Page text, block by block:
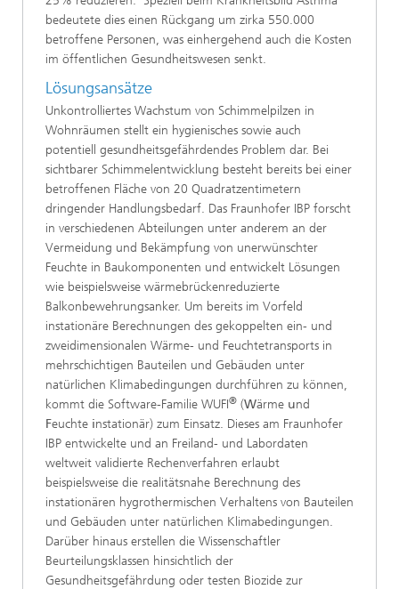
bedeutete dies einen Rückgang um zirka 550.000
betroffene Personen, was einhergehend auch die Kosten
im öffentlichen Gesundheitswesen senkt.
Lösungsansätze
Unkontrolliertes Wachstum von Schimmelpilzen in
Wohnräumen stellt ein hygienisches sowie auch
potentiell gesundheitsgefährdendes Problem dar. Bei
sichtbarer Schimmelentwicklung besteht bereits bei einer
betroffenen Fläche von 20 Quadratzentimetern
dringender Handlungsbedarf. Das Fraunhofer IBP forscht
in verschiedenen Abteilungen unter anderem an der
Vermeidung und Bekämpfung von unerwünschter
Feuchte in Baukomponenten und entwickelt Lösungen
wie beispielsweise wärmebrückenreduzierte
Balkonbewehrungsanker. Um bereits im Vorfeld
instationäre Berechnungen des gekoppelten ein- und
zweidimensionalen Wärme- und Feuchtetransports in
mehrschichtigen Bauteilen und Gebäuden unter
natürlichen Klimabedingungen durchführen zu können,
kommt die Software-Familie WUFI® (Wärme und
Feuchte instationär) zum Einsatz. Dieses am Fraunhofer
IBP entwickelte und an Freiland- und Labordaten
weltweit validierte Rechenverfahren erlaubt
beispielsweise die realitätsnahe Berechnung des
instationären hygrothermischen Verhaltens von Bauteilen
und Gebäuden unter natürlichen Klimabedingungen.
Darüber hinaus erstellen die Wissenschaftler
Beurteilungsklassen hinsichtlich der
Gesundheitsgefährdung oder testen Biozide zur